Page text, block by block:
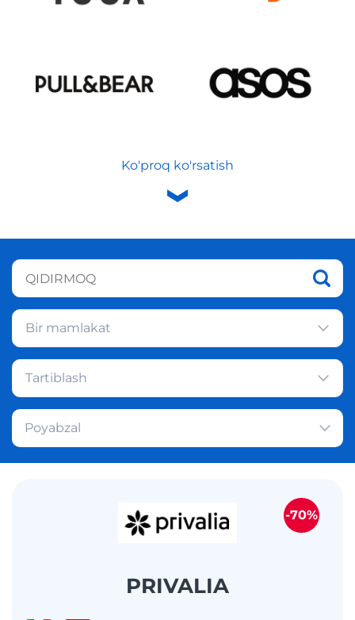
Ko'proq ko'rsatish
Bir mamlakat
Tartiblash
Poyabzal
PRIVALIA
-70%